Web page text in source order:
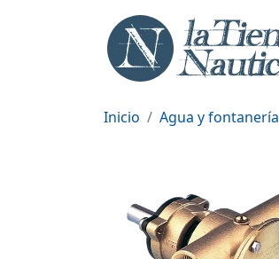
Inicio Agua y fontanería